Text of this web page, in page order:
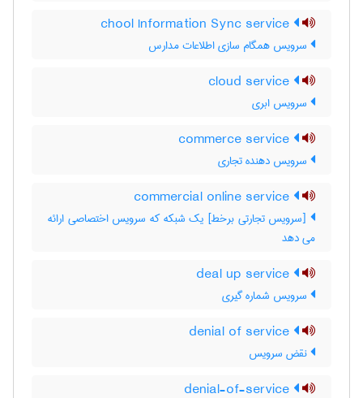
سرویس همگام سازی اطلاعات مدارس
سرویس ابری
سرویس دهنده تجاری
[سرویس تجارتی برخط] یک شبکه که سرویس اختصاصی ارائه
می دهد
سرویس شماره گیری
نقض سرویس